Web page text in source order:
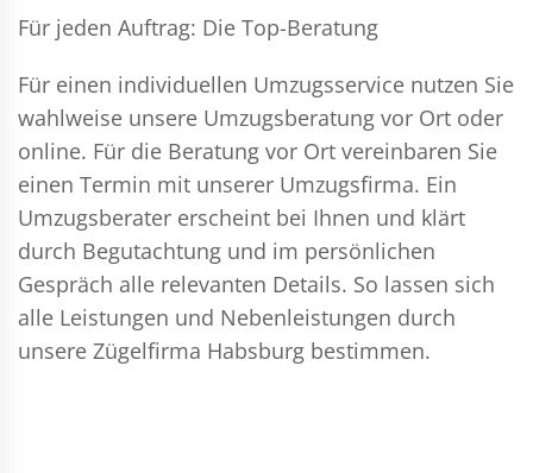
Für jeden Auftrag: Die Top-Beratung
Für einen individuellen Umzugsservice nutzen Sie
wahlweise unsere Umzugsberatung vor Ort oder
online. Für die Beratung vor Ort vereinbaren Sie
einen Termin mit unserer Umzugsfirma. Ein
Umzugsberater erscheint bei Ihnen und klärt
durch Begutachtung und im persönlichen
Gespräch alle relevanten Details. So lassen sich
alle Leistungen und Nebenleistungen durch
unsere Zügelfirma Habsburg bestimmen.